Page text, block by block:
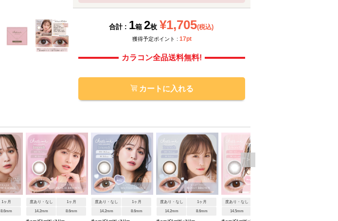
合計 : 1箱 2枚 ¥1,705(税込)
獲得予定ポイント : 17pt
カラコン全品送料無料!
カートに入れる
1ヶ月
8.6mm
度あり・なし 1ヶ月
14.2mm 8.6mm
度あり・なし 1ヶ月
14.2mm 8.6mm
度あり・なし 1ヶ月
14.2mm 8.6mm
度あり・なし
14.5mm
>